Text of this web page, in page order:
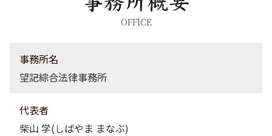
不動産トラブル 渋谷区 弁護士
OFFICE
事務所名
望記綜合法律事務所
代表者
柴山 学(しばやま まなぶ)